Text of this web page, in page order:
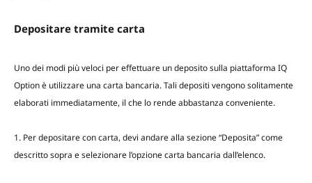
Depositare tramite carta
Uno dei modi più veloci per effettuare un deposito sulla piattaforma IQ
Option è utilizzare una carta bancaria. Tali depositi vengono solitamente
elaborati immediatamente, il che lo rende abbastanza conveniente.
1. Per depositare con carta, devi andare alla sezione “Deposita” come
descritto sopra e selezionare l’opzione carta bancaria dall’elenco.